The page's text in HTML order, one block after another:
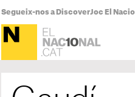
Segueix-nos a DiscoverJoc El